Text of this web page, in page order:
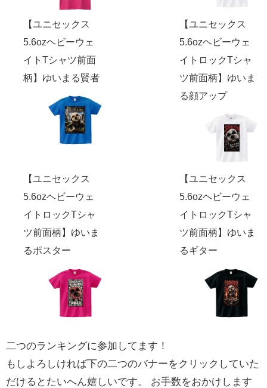
【ユニセックス
5.6ozヘビーウェ
イトTシャツ前面
柄】ゆいまる賢者
【ユニセックス
5.6ozヘビーウェ
イトロックTシャ
ツ前面柄】ゆいま
る顔アップ
【ユニセックス
5.6ozヘビーウェ
イトロックTシャ
ツ前面柄】ゆいま
るポスター
【ユニセックス
5.6ozヘビーウェ
イトロックTシャ
ツ前面柄】ゆいま
るギター
二つのランキングに参加してます！
もしよろしければ下の二つのバナーをクリックしていた
だけるとたいへん嬉しいです。 お手数をおかけします